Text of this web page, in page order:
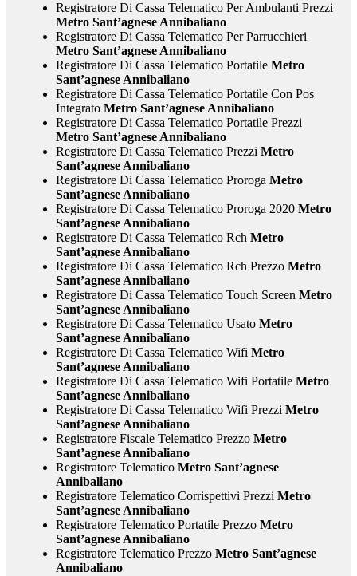
Registratore Di Cassa Telematico Per Ambulanti Prezzi
Metro Sant’agnese Annibaliano
Registratore Di Cassa Telematico Per Parrucchieri
Metro Sant’agnese Annibaliano
Registratore Di Cassa Telematico PortatileMetro
Sant’agnese Annibaliano
Registratore Di Cassa Telematico Portatile Con Pos
IntegratoMetro Sant’agnese Annibaliano
Registratore Di Cassa Telematico Portatile Prezzi
Metro Sant’agnese Annibaliano
Registratore Di Cassa Telematico Prezzi Metro
Sant’agnese Annibaliano
Registratore Di Cassa Telematico Proroga Metro
Sant’agnese Annibaliano
Registratore Di Cassa Telematico Proroga 2020Metro
Sant’agnese Annibaliano
Registratore Di Cassa Telematico Rch Metro
Sant’agnese Annibaliano
Registratore Di Cassa Telematico Rch PrezzoMetro
Sant’agnese Annibaliano
Registratore Di Cassa Telematico Touch Screen Metro
Sant’agnese Annibaliano
Registratore Di Cassa Telematico UsatoMetro
Sant’agnese Annibaliano
Registratore Di Cassa Telematico Wifi Metro
Sant’agnese Annibaliano
Registratore Di Cassa Telematico Wifi PortatileMetro
Sant’agnese Annibaliano
Registratore Di Cassa Telematico Wifi Prezzi Metro
Sant’agnese Annibaliano
Registratore Fiscale Telematico PrezzoMetro
Sant’agnese Annibaliano
Registratore TelematicoMetro Sant’agnese
Annibaliano
Registratore Telematico Corrispettivi Prezzi Metro
Sant’agnese Annibaliano
Registratore Telematico Portatile PrezzoMetro
Sant’agnese Annibaliano
Registratore Telematico PrezzoMetro Sant’agnese
Annibaliano